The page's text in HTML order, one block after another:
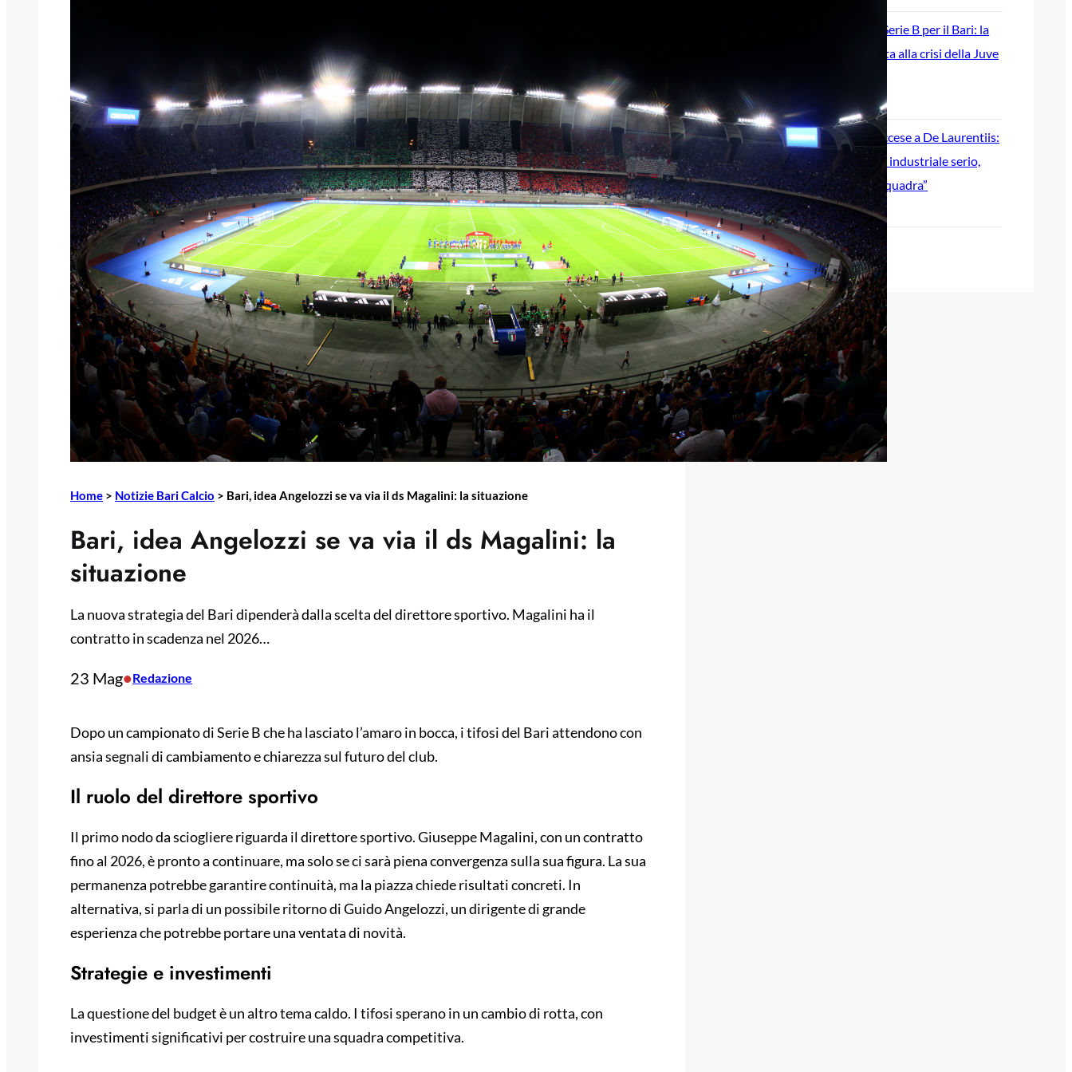
Home > Notizie Bari Calcio > Bari, idea Angelozzi se va via il ds Magalini: la situazione
Bari, idea Angelozzi se va via il ds Magalini: la
situazione
La nuova strategia del Bari dipenderà dalla scelta del direttore sportivo. Magalini ha il
contratto in scadenza nel 2026…
23 Mag•Redazione
Dopo un campionato di Serie B che ha lasciato l’amaro in bocca, i tifosi del Bari attendono con
ansia segnali di cambiamento e chiarezza sul futuro del club.
Il ruolo del direttore sportivo
Il primo nodo da sciogliere riguarda il direttore sportivo. Giuseppe Magalini, con un contratto
fino al 2026, è pronto a continuare, ma solo se ci sarà piena convergenza sulla sua figura. La sua
permanenza potrebbe garantire continuità, ma la piazza chiede risultati concreti. In
alternativa, si parla di un possibile ritorno di Guido Angelozzi, un dirigente di grande
esperienza che potrebbe portare una ventata di novità.
Strategie e investimenti
La questione del budget è un altro tema caldo. I tifosi sperano in un cambio di rotta, con
investimenti significativi per costruire una squadra competitiva.
Ripescaggio in Serie B per il Bari: la
speranza è legata alla crisi della Juve
28 Maggio 2026
Futuro Bari, Leccese a De Laurentiis:
“Serve un piano industriale serio,
non siamo una seconda squadra”
27 Maggio 2026